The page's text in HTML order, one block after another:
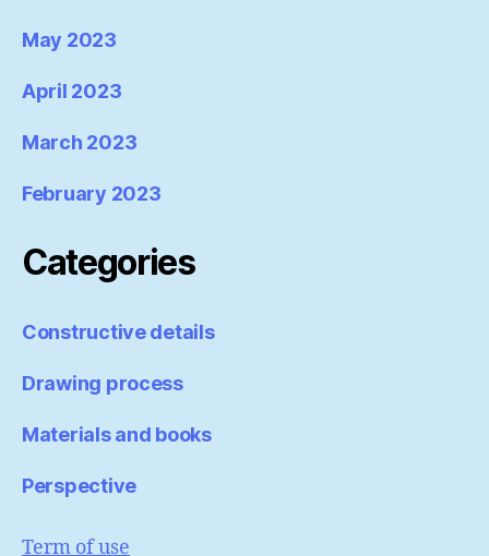
May 2023
April 2023
March 2023
February 2023
Categories
Constructive details
Drawing process
Materials and books
Perspective
Term of use